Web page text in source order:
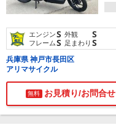
エンジンS 外観 S
フレームS 足まわり S
兵庫県 神戸市長田区
アリマサイクル
無料 お見積り/お問合せ